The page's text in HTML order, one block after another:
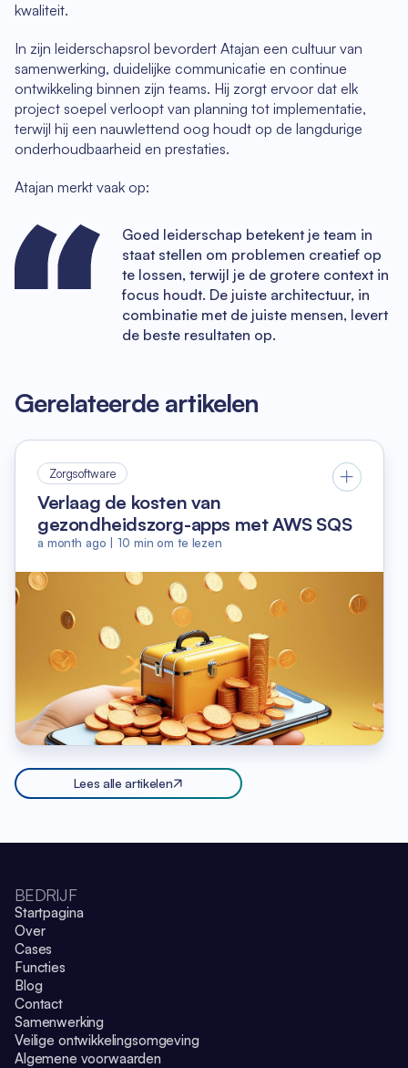
kwaliteit.
In zijn leiderschapsrol bevordert Atajan een cultuur van
samenwerking, duidelijke communicatie en continue
ontwikkeling binnen zijn teams. Hij zorgt ervoor dat elk
project soepel verloopt van planning tot implementatie,
terwijl hij een nauwlettend oog houdt op de langdurige
onderhoudbaarheid en prestaties.
Atajan merkt vaak op:
Goed leiderschap betekent je team in
staat stellen om problemen creatief op
te lossen, terwijl je de grotere context in
focus houdt. De juiste architectuur, in
combinatie met de juiste mensen, levert
de beste resultaten op.
Gerelateerde artikelen
Zorgsoftware
Verlaag de kosten van
gezondheidszorg-apps met AWS SQS
a month ago |10 min om te lezen
Lees alle artikelen
BEDRIJF
Startpagina
Over
Cases
Functies
Blog
Contact
Samenwerking
Veilige ontwikkelingsomgeving
Algemene voorwaarden